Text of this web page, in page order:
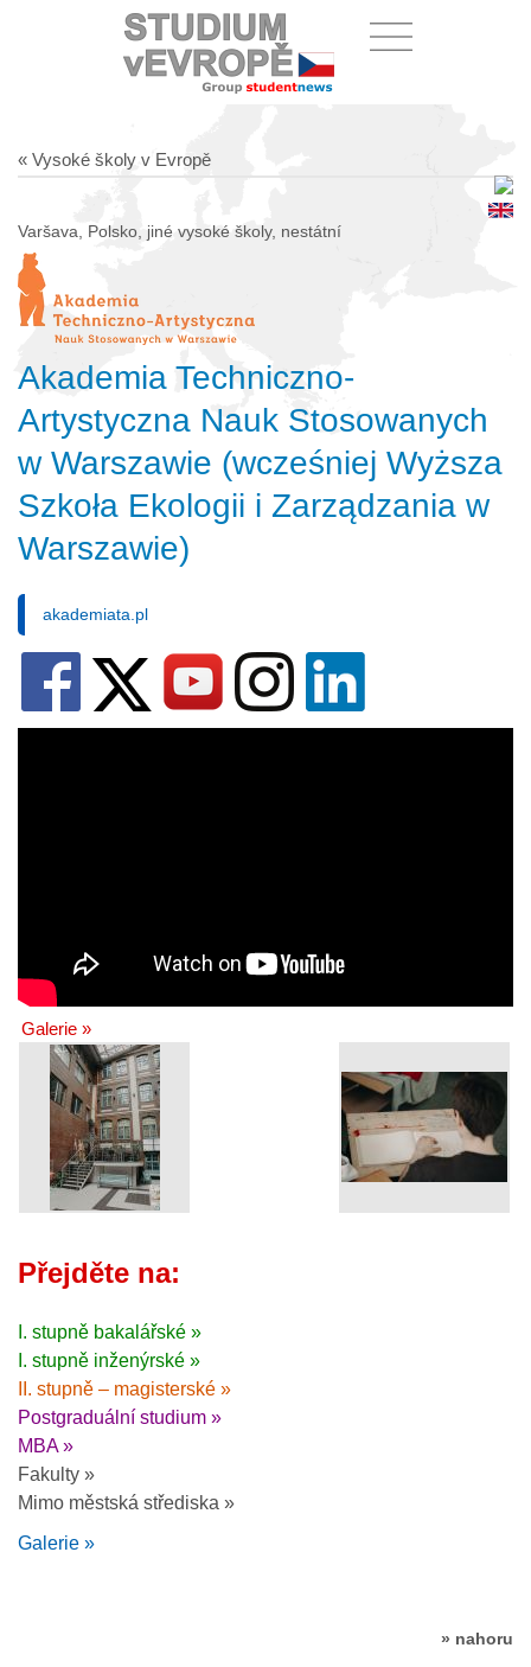
« Vysoké školy v Evropě
Varšava, Polsko, jiné vysoké školy, nestátní
Akademia Techniczno-
Artystyczna Nauk Stosowanych
w Warszawie (wcześniej Wyższa
Szkoła Ekologii i Zarządzania w
Warszawie)
akademiata.pl
Galerie »
Přejděte na:
I. stupně bakalářské »
I. stupně inženýrské »
II. stupně – magisterské »
Postgraduální studium »
MBA »
Fakulty »
Mimo městská střediska »
Galerie »
» nahoru